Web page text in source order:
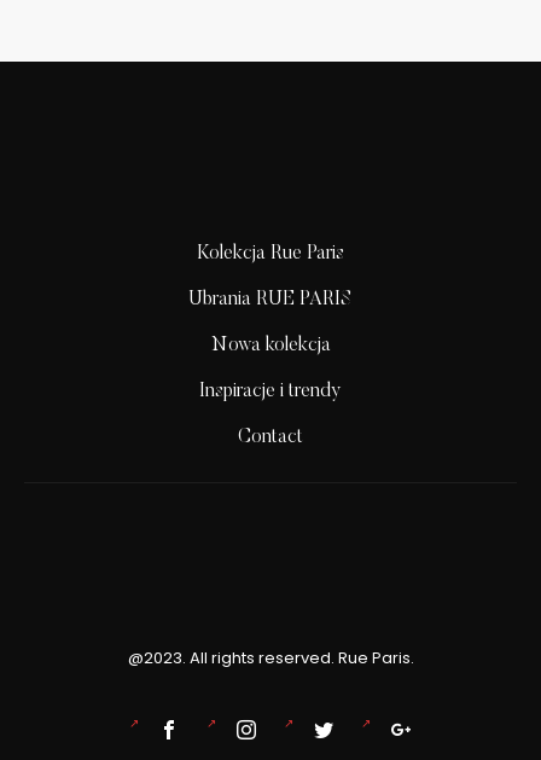
Kolekcja Rue Paris
Ubrania RUE PARIS
Nowa kolekcja
Inspiracje i trendy
Contact
@2023. All rights reserved. Rue Paris.